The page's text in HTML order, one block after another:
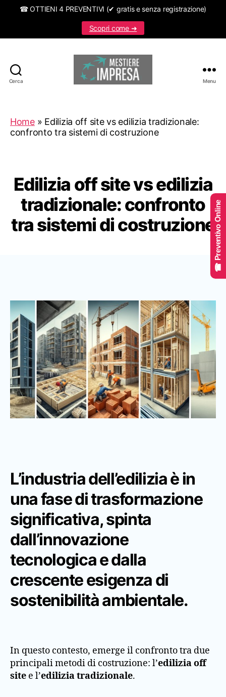
☎ OTTIENI 4 PREVENTIVI (✔ gratis e senza registrazione)
Scopri come ➜
Cerca Menu
Home» Edilizia off site vs edilizia tradizionale:
confronto tra sistemi di costruzione
Edilizia off site vs edilizia
tradizionale: confronto
tra sistemi di costruzione
L’industria dell’edilizia è in
una fase di trasformazione
significativa, spinta
dall’innovazione
tecnologica e dalla
crescente esigenza di
sostenibilità ambientale.
In questo contesto, emerge il confronto tra due
principali metodi di costruzione: l’edilizia off
site e l’edilizia tradizionale.
☎ Preventivo Online